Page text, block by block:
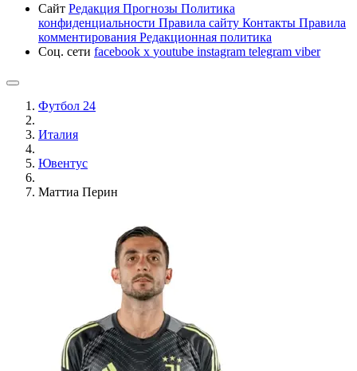
Сайт Редакция Прогнозы Политика
конфиденциальности Правила сайту Контакты Правила
комментирования Редакционная политика
Соц. сети facebook x youtube instagram telegram viber
Футбол 24
Италия
Ювентус
Маттиа Перин